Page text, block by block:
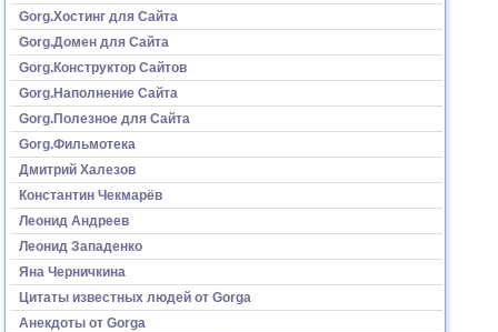
Gorg.Хостинг для Сайта
Gorg.Домен для Сайта
Gorg.Конструктор Сайтов
Gorg.Наполнение Сайта
Gorg.Полезное для Сайта
Gorg.Фильмотека
Дмитрий Халезов
Константин Чекмарёв
Леонид Андреев
Леонид Западенко
Яна Черничкина
Цитаты известных людей от Gorga
Анекдоты от Gorga